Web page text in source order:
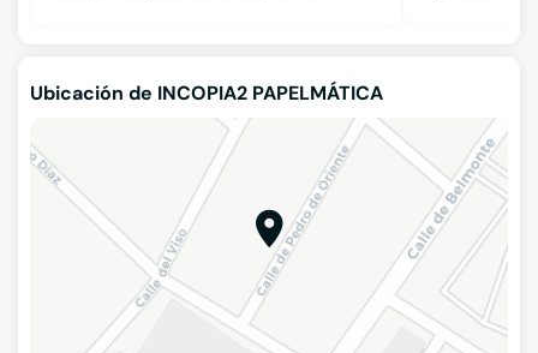
Ubicación de INCOPIA2 PAPELMÁTICA